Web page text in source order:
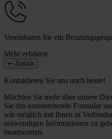
Vereinbaren Sie ein
Mehr erfahren
Zurück
Kontaktieren Sie uns noch heute!
Möchten Sie mehr über unsere
Sie das untenstehende Formular
wie möglich mit Ihnen in
notwendigen Informationen zu
beantworten.